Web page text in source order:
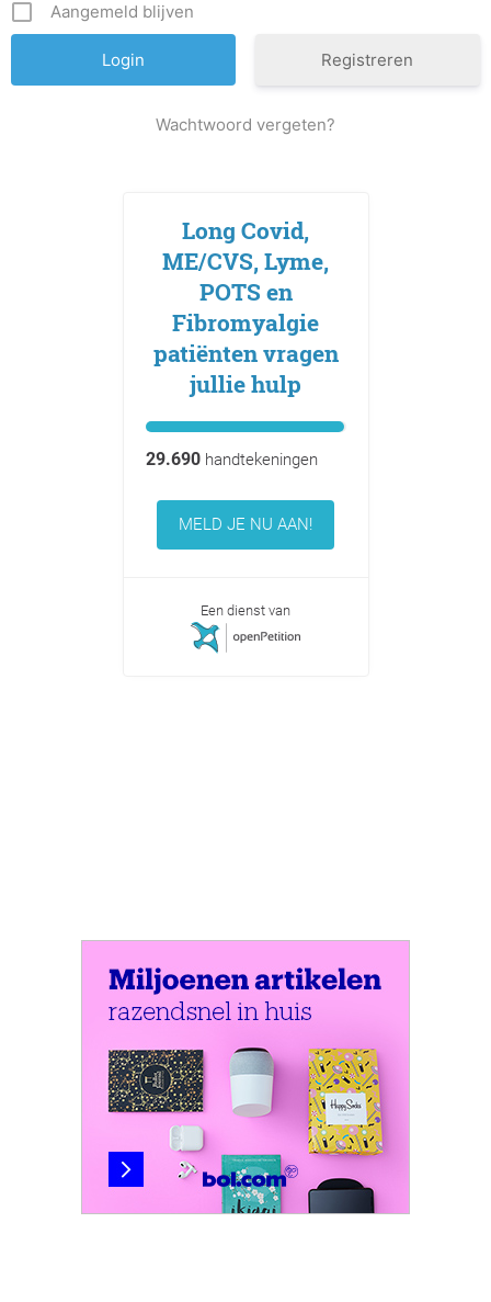
Aangemeld blijven
Registreren
Wachtwoord vergeten?
Long Covid,
ME/CVS, Lyme,
POTS en
Fibromyalgie
patiënten vragen
jullie hulp
29.690handtekeningen
MELD JE NU AAN!
Een dienst van